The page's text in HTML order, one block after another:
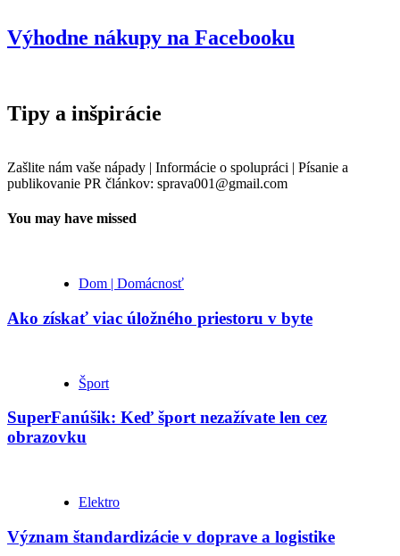
Výhodne nákupy na Facebooku
Tipy a inšpirácie
Zašlite nám vaše nápady | Informácie o spolupráci | Písanie a
publikovanie PR článkov: sprava001@gmail.com
You may have missed
Dom | Domácnosť
Ako získať viac úložného priestoru v byte
Šport
SuperFanúšik: Keď šport nezažívate len cez
obrazovku
Elektro
Význam štandardizácie v doprave a logistike